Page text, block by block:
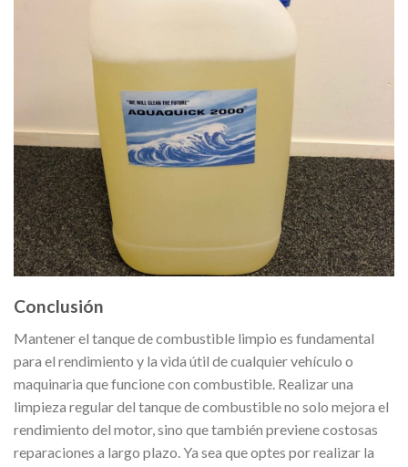
Conclusión
Mantener el tanque de combustible limpio es fundamental
para el rendimiento y la vida útil de cualquier vehículo o
maquinaria que funcione con combustible. Realizar una
limpieza regular del tanque de combustible no solo mejora el
rendimiento del motor, sino que también previene costosas
reparaciones a largo plazo. Ya sea que optes por realizar la